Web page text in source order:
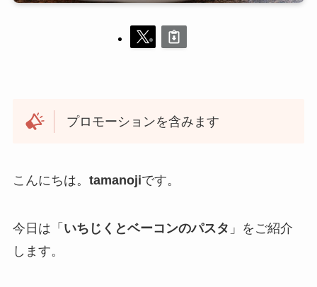
プロモーションを含みます
こんにちは。 tamanojiです。
今日は「 いちじくとベーコンのパスタ 」をご紹介
します。